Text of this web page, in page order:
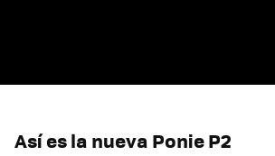
Así es la nueva Ponie P2